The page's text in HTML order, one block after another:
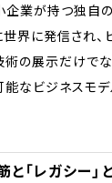
企業が持つ独自
界に発信され、
の展示だけでな
能なビジネスモ
「レガシー」